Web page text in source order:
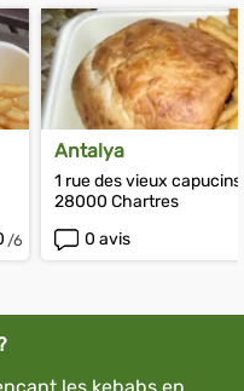
Antalya
1 rue des vieux capucins
28000 Chartres
0 avis